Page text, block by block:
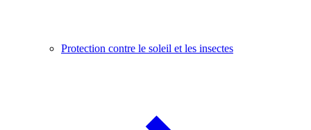
Protection contre le soleil et les insectes